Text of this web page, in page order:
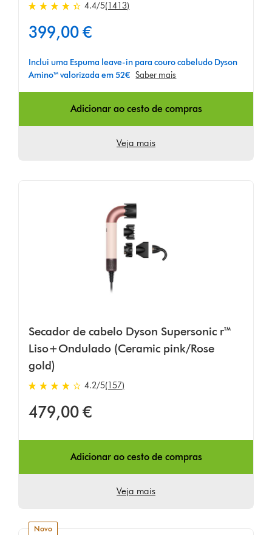
4.4
estrelas
de
em
1413
4.4/5(1413)
399,00 €
Inclui uma Espuma leave-in para couro cabeludo Dyson
Amino™ valorizada em 52€ Saber mais
Adicionar ao cesto de compras
Veja mais
Secador de cabelo Dyson Supersonic r™
Liso+Ondulado (Ceramic pink/Rose
gold)
4.2
estrelas
de
em
4.2/5(157)
479,00 €
Adicionar ao cesto de compras
Veja mais
novo